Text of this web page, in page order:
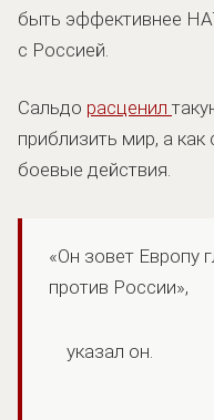
быть эффективнее
с Россией.
Сальдо расценил
приблизить мир, а
боевые действия.
«Он зовет Европу
против России»,
указал он.